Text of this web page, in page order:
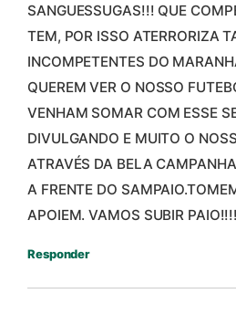
SANGUESSUGAS!!! QUE
TEM, POR ISSO ATERRORIZA
INCOMPETENTES DO
QUEREM VER O NOSSO
VENHAM SOMAR COM ESSE
DIVULGANDO E MUITO O
ATRAVÉS DA BELA
A FRENTE DO
APOIEM. VAMOS SUBIR
Responder